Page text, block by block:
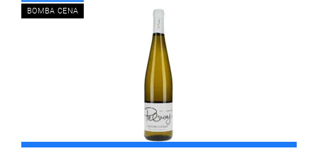
BOMBA CENA